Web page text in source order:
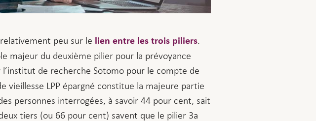
peu sur le lien entre les trois piliers.
majeur du deuxième pilier pour la prévoyance
de recherche Sotomo pour le compte de
vieillesse LPP épargné constitue la majeure partie
personnes interrogées, à savoir 44 pour cent, sait
tiers (ou 66 pour cent) savent que le pilier 3a